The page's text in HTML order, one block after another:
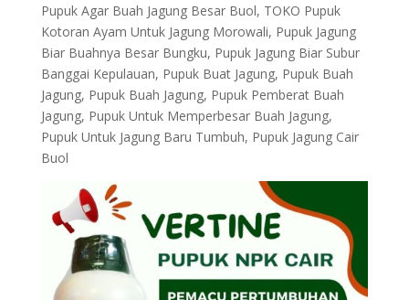
Pupuk Agar Buah Jagung Besar Buol, TOKO Pupuk
Kotoran Ayam Untuk Jagung Morowali, Pupuk Jagung
Biar Buahnya Besar Bungku, Pupuk Jagung Biar Subur
Banggai Kepulauan, Pupuk Buat Jagung, Pupuk Buah
Jagung, Pupuk Buah Jagung, Pupuk Pemberat Buah
Jagung, Pupuk Untuk Memperbesar Buah Jagung,
Pupuk Untuk Jagung Baru Tumbuh, Pupuk Jagung Cair
Buol